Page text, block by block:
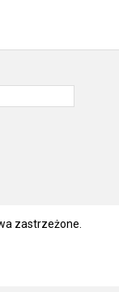
zastrzeżone.